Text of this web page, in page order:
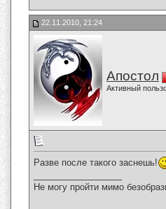
22.11.2010, 21:24
Апостол
Активный
Разве после такого заснешь!
Не могу пройти мимо